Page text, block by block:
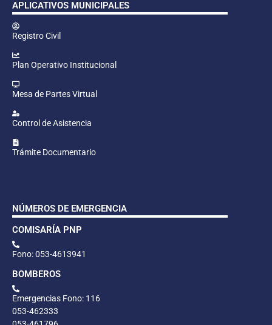
APLICATIVOS MUNICIPALES
Registro Civil
Plan Operativo Institucional
Mesa de Partes Virtual
Control de Asistencia
Trámite Documentario
NÚMEROS DE EMERGENCIA
COMISARÍA PNP
Fono: 053-4613941
BOMBEROS
Emergencias Fono: 116
053-462333